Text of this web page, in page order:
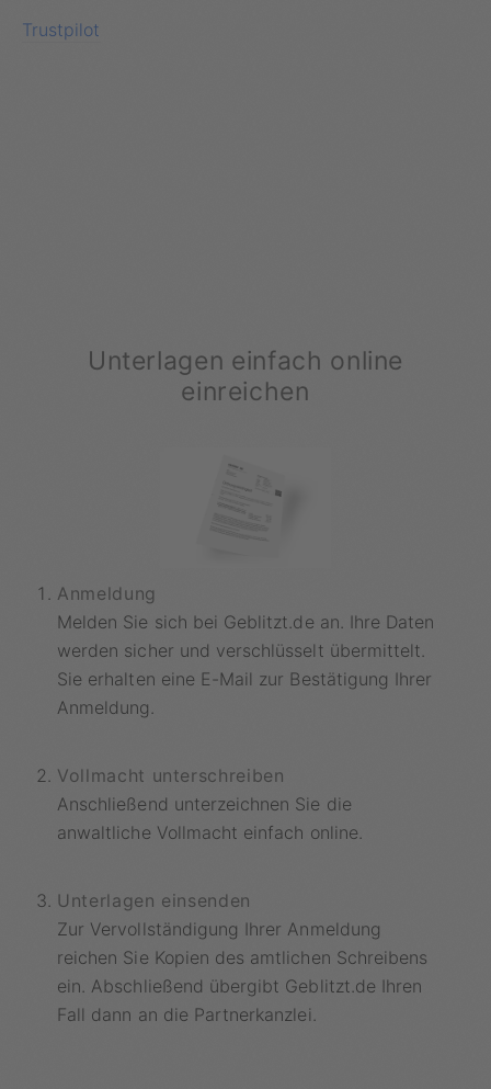
Trustpilot
Unterlagen einfach online
einreichen
Anmeldung
Melden Sie sich bei Geblitzt.de an. Ihre Daten
werden sicher und verschlüsselt übermittelt.
Sie erhalten eine E-Mail zur Bestätigung Ihrer
Anmeldung.
Vollmacht unterschreiben
Anschließend unterzeichnen Sie die
anwaltliche Vollmacht einfach online.
Unterlagen einsenden
Zur Vervollständigung Ihrer Anmeldung
reichen Sie Kopien des amtlichen Schreibens
ein. Abschließend übergibt Geblitzt.de Ihren
Fall dann an die Partnerkanzlei.